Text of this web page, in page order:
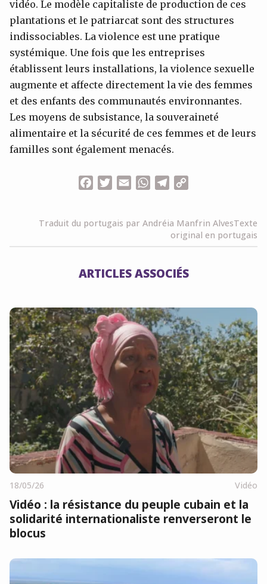
vidéo. Le modèle capitaliste de production de ces
plantations et le patriarcat sont des structures
indissociables. La violence est une pratique
systémique. Une fois que les entreprises
établissent leurs installations, la violence sexuelle
augmente et affecte directement la vie des femmes
et des enfants des communautés environnantes.
Les moyens de subsistance, la souveraineté
alimentaire et la sécurité de ces femmes et de leurs
familles sont également menacés.
FacebookTwitterEmailWhatsApp
Telegram
Traduit du portugais par Andréia Manfrin AlvesTexte
original en portugais
ARTICLES ASSOCIÉS
18/05/26 Vidéo
Vidéo : la résistance du peuple cubain et la
solidarité internationaliste renverseront le
blocus